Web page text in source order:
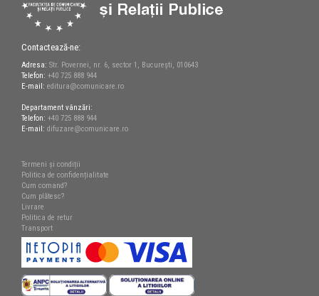
Contactează-ne:
Adresa: Str. Povernei, nr. 6, sector 1, București, 010643
Telefon: +40 725 888 944
E-mail: editura@comunicare.ro
Departament vânzări:
Telefon: +40 725 888 944
E-mail: difuzare@comunicare.ro
Termeni și condiții
Politica de confidențialitate
Cum comand?
Cum plătesc?
Livrare
Politica de retur
Transport